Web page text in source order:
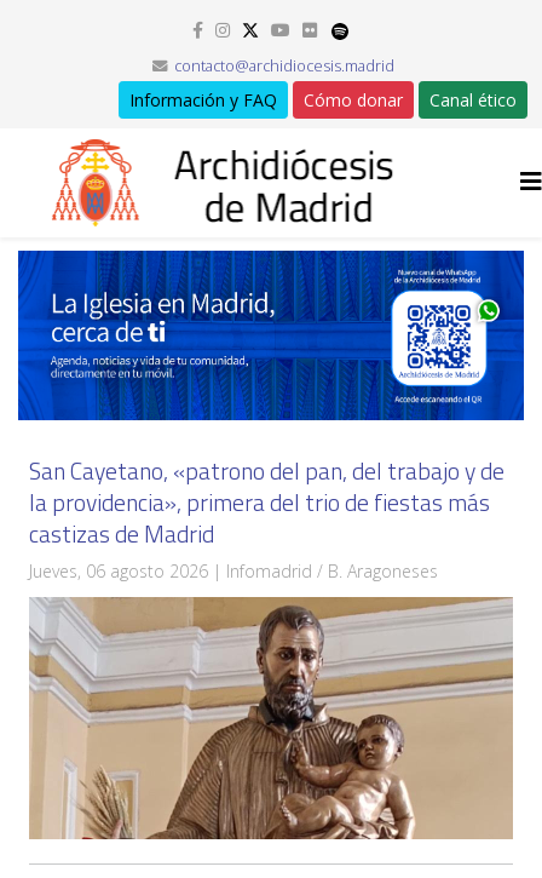
contacto@archidiocesis.madrid
Información y FAQ Cómo donar Canal ético
San Cayetano, «patrono del pan, del trabajo y de
la providencia», primera del trio de fiestas más
castizas de Madrid
Jueves, 06 agosto 2026 | Infomadrid / B. Aragoneses